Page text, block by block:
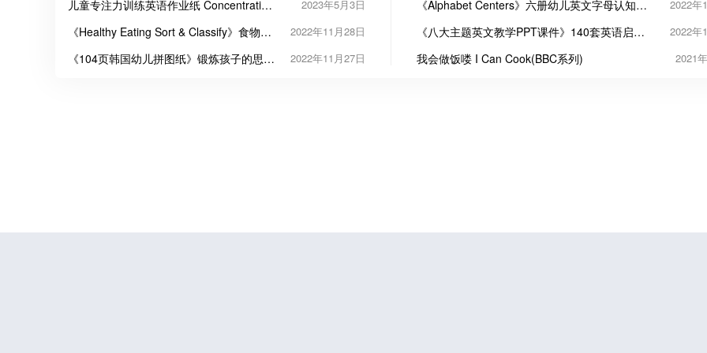
儿童专注力训练英语作业纸 Concentration
2023年5月3日
《Healthy Eating Sort & Classify》食物分
2022年11月28日
《104页韩国幼儿拼图纸》锻炼孩子的思维
2022年11月27日
《Alphabet Centers》六册幼儿英文字母认知练
2022年
《八大主题英文教学PPT课件》140套英语启蒙
2022年
我会做饭喽 I Can Cook(BBC系列) 2021